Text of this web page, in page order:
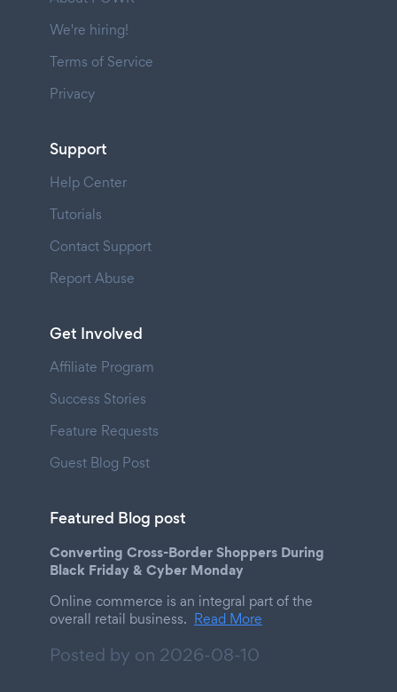
We're hiring!
Terms of Service
Privacy
Support
Help Center
Tutorials
Contact Support
Report Abuse
Get Involved
Affiliate Program
Success Stories
Feature Requests
Guest Blog Post
Featured Blog post
Converting Cross-Border Shoppers During
Black Friday & Cyber Monday
Online commerce is an integral part of the
overall retail business. Read More
Posted by on 2026-08-10